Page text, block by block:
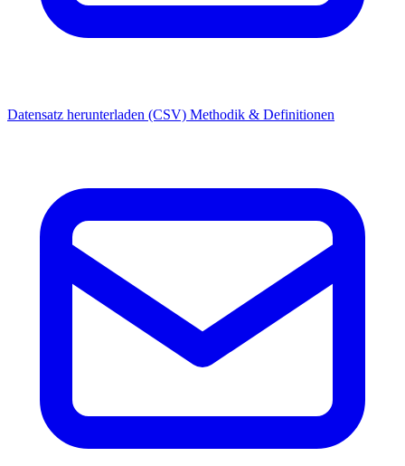
Datensatz herunterladen (CSV) Methodik & Definitionen